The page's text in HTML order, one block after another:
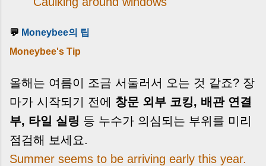
💬 Moneybee의 팁
Moneybee's Tip
올해는 여름이 조금 서둘러서 오는 것 같죠? 장
마가 시작되기 전에 창문 외부 코킹, 배관 연결
부, 타일 실링 등 누수가 의심되는 부위를 미리
점검해 보세요.
Summer seems to be arriving early this year.